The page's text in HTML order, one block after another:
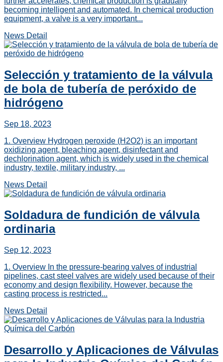
becoming intelligent and automated. In chemical production
equipment, a valve is a very important...
News Detail
Selección y tratamiento de la válvula
de bola de tubería de peróxido de
hidrógeno
Sep 18, 2023
1. Overview Hydrogen peroxide (H2O2) is an important
oxidizing agent, bleaching agent, disinfectant and
dechlorination agent, which is widely used in the chemical
industry, textile, military industry, ...
News Detail
Soldadura de fundición de válvula
ordinaria
Sep 12, 2023
1. Overview In the pressure-bearing valves of industrial
pipelines, cast steel valves are widely used because of their
economy and design flexibility. However, because the
casting process is restricted...
News Detail
Desarrollo y Aplicaciones de Válvulas